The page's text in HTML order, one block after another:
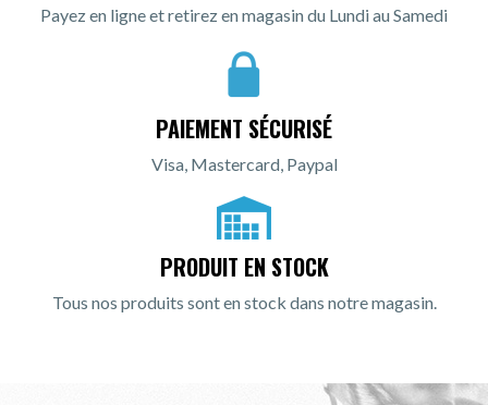
Payez en ligne et retirez en magasin du Lundi au Samedi
PAIEMENT SÉCURISÉ
Visa, Mastercard, Paypal
PRODUIT EN STOCK
Tous nos produits sont en stock dans notre magasin.